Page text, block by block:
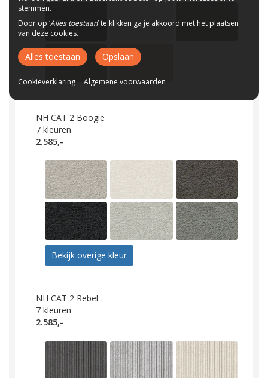
NH CAT 2 Boogie
7 kleuren
2.585,-
Bekijk overige kleur
NH CAT 2 Rebel
7 kleuren
2.585,-
stemmen.
Door op ‘Alles toestaan’ te klikken ga je akkoord met het plaatsen
van deze cookies.
Alles toestaan Opslaan
Cookieverklaring Algemene voorwaarden